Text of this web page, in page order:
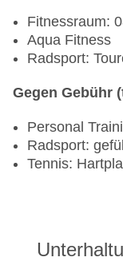
Fitnessraum:
Aqua Fitness
Radsport:
Gegen Gebühr
Personal
Radsport:
Tennis: